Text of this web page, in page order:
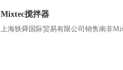
Mixtec搅拌器
上海轶舜国际贸易有限公司销售南非